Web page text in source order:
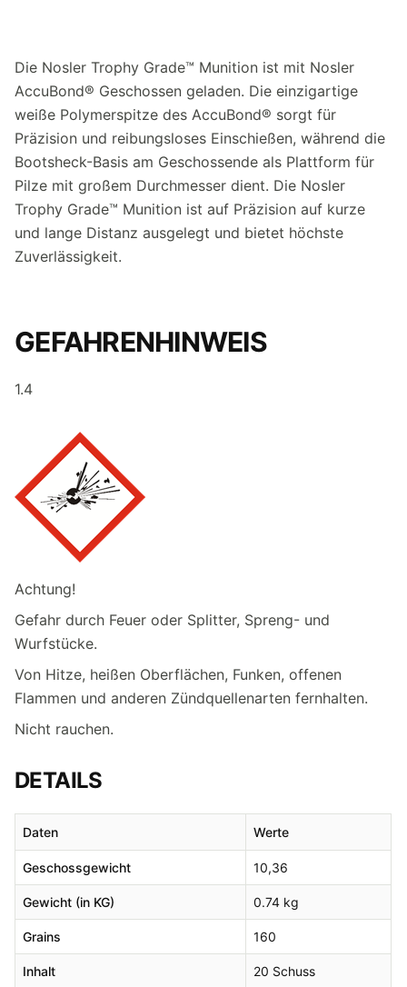
Die Nosler Trophy Grade™ Munition ist mit Nosler
AccuBond® Geschossen geladen. Die einzigartige
weiße Polymerspitze des AccuBond® sorgt für
Präzision und reibungsloses Einschießen, während die
Bootsheck-Basis am Geschossende als Plattform für
Pilze mit großem Durchmesser dient. Die Nosler
Trophy Grade™ Munition ist auf Präzision auf kurze
und lange Distanz ausgelegt und bietet höchste
Zuverlässigkeit.
GEFAHRENHINWEIS
1.4
Achtung!
Gefahr durch Feuer oder Splitter, Spreng- und
Wurfstücke.
Von Hitze, heißen Oberflächen, Funken, offenen
Flammen und anderen Zündquellenarten fernhalten.
Nicht rauchen.
DETAILS
Daten Werte
Geschossgewicht 10,36
Gewicht (in KG) 0.74 kg
Grains 160
Inhalt 20 Schuss